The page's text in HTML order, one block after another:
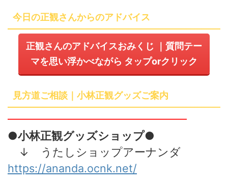
今日の正観さんからのアドバイス
正観さんのアドバイスおみくじ ｜質問テー
マを思い浮かべながら タップorクリック
見方道ご相談｜小林正観グッズご案内
━━━━━━━━━━━━━━━━
●小林正観グッズショップ●
↓ うたしショップアーナンダ
https://ananda.ocnk.net/